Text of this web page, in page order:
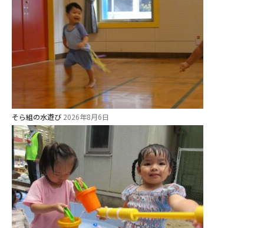
そら組の水遊び 2026年8月6日
理事長のことば
教育と保育
美⽊多幼稚園の理想
園の1⽇
年間⾏事
預かり保育［ヒラソル ]
美⽊多チコス
美⽊多チコスについて
美⽊多チコスブログ